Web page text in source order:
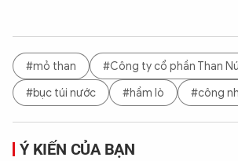
#mỏ than
#Công ty cổ phần Than
#bục túi nước
#hầm lò #công
Ý KIẾN CỦA BẠN